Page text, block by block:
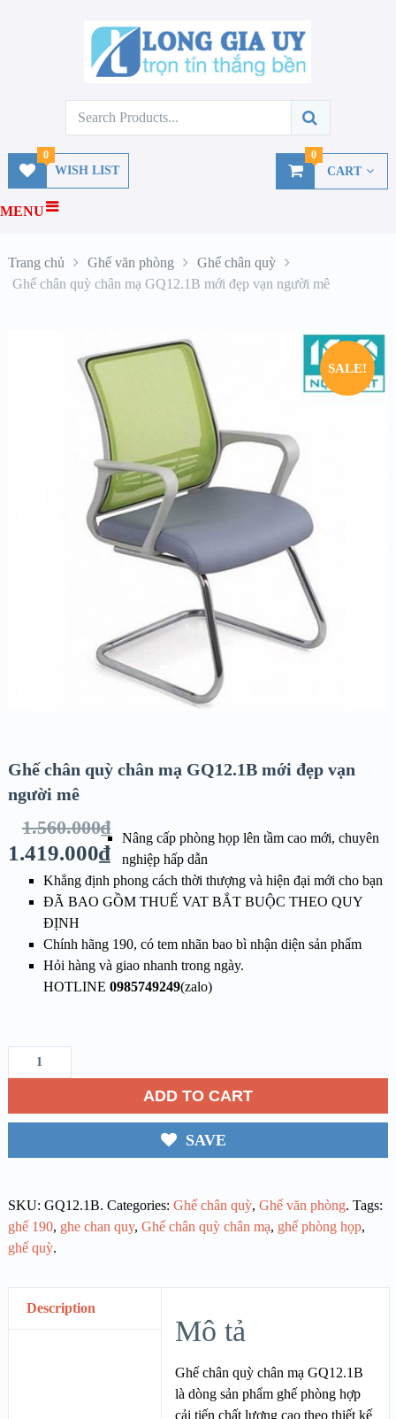
WISH LIST
0
CART
0
MENU
Trang chủ Ghế văn phòng
Ghế chân quỳ
Ghế chân quỳ chân mạ GQ12.1B mới đẹp vạn người mê
SALE!
Ghế chân quỳ chân mạ GQ12.1B mới đẹp vạn
người mê
1.560.000₫
1.419.000₫
Nâng cấp phòng họp lên tầm cao mới, chuyên
nghiệp hấp dẫn
Khẳng định phong cách thời thượng và hiện đại mới cho bạn
ĐÃ BAO GỒM THUẾ VAT BẮT BUỘC THEO QUY
ĐỊNH
Chính hãng 190, có tem nhãn bao bì nhận diện sản phẩm
Hỏi hàng và giao nhanh trong ngày.
HOTLINE 0985749249(zalo)
ADD TO CART
SAVE
SKU: GQ12.1B. Categories: Ghế chân quỳ, Ghế văn phòng. Tags:
ghế 190, ghe chan quy, Ghế chân quỳ chân mạ, ghế phòng họp,
ghế quỳ.
Description
Mô tả
Ghế chân quỳ chân mạ GQ12.1B
là dòng sản phẩm ghế phòng hợp
cải tiến chất lượng cao theo thiết kế